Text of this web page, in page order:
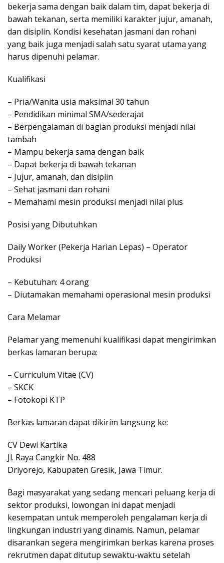
bekerja sama dengan baik dalam tim, dapat bekerja di
bawah tekanan, serta memiliki karakter jujur, amanah,
dan disiplin. Kondisi kesehatan jasmani dan rohani
yang baik juga menjadi salah satu syarat utama yang
harus dipenuhi pelamar.
Kualifikasi
– Pria/Wanita usia maksimal 30 tahun
– Pendidikan minimal SMA/sederajat
– Berpengalaman di bagian produksi menjadi nilai
tambah
– Mampu bekerja sama dengan baik
– Dapat bekerja di bawah tekanan
– Jujur, amanah, dan disiplin
– Sehat jasmani dan rohani
– Memahami mesin produksi menjadi nilai plus
Posisi yang Dibutuhkan
Daily Worker (Pekerja Harian Lepas) – Operator
Produksi
– Kebutuhan: 4 orang
– Diutamakan memahami operasional mesin produksi
Cara Melamar
Pelamar yang memenuhi kualifikasi dapat mengirimkan
berkas lamaran berupa:
– Curriculum Vitae (CV)
– SKCK
– Fotokopi KTP
Berkas lamaran dapat dikirim langsung ke:
CV Dewi Kartika
Jl. Raya Cangkir No. 488
Driyorejo, Kabupaten Gresik, Jawa Timur.
Bagi masyarakat yang sedang mencari peluang kerja di
sektor produksi, lowongan ini dapat menjadi
kesempatan untuk memperoleh pengalaman kerja di
lingkungan industri yang dinamis. Namun, pelamar
disarankan segera mengirimkan berkas karena proses
rekrutmen dapat ditutup sewaktu-waktu setelah